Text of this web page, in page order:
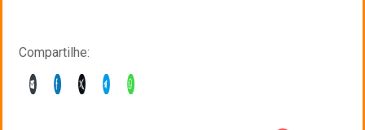
Compartilhe: